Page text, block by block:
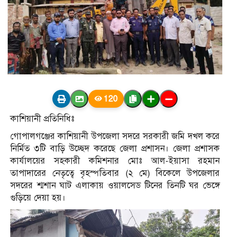
120
কাশিয়ানী প্রতিনিধিঃ
গোপালগঞ্জের কাশিয়ানী উপজেলা সদরে সরকারী জমি দখল করে
নির্মিত ৩টি বাড়ি উচ্ছেদ করেছে জেলা প্রশাসন। জেলা প্রশাসক
কার্যালয়ের সহকারী কমিশনার মোঃ আল-ইয়াসা রহমান
তাপাদারের নেতৃত্বে বৃহস্পতিবার (২ মে) বিকেলে উপজেলার
সদরের শ্মশান ঘাট এলাকায় ওয়ালসেড টিনের তিনটি ঘর ভেঙ্গে
গুড়িয়ে দেয়া হয়।